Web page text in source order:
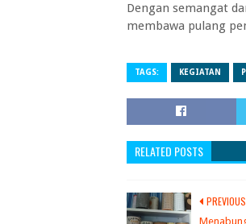
Dengan semangat
membawa pulang
TAGS: KEGIATAN
RELATED POSTS
PREVIOUS